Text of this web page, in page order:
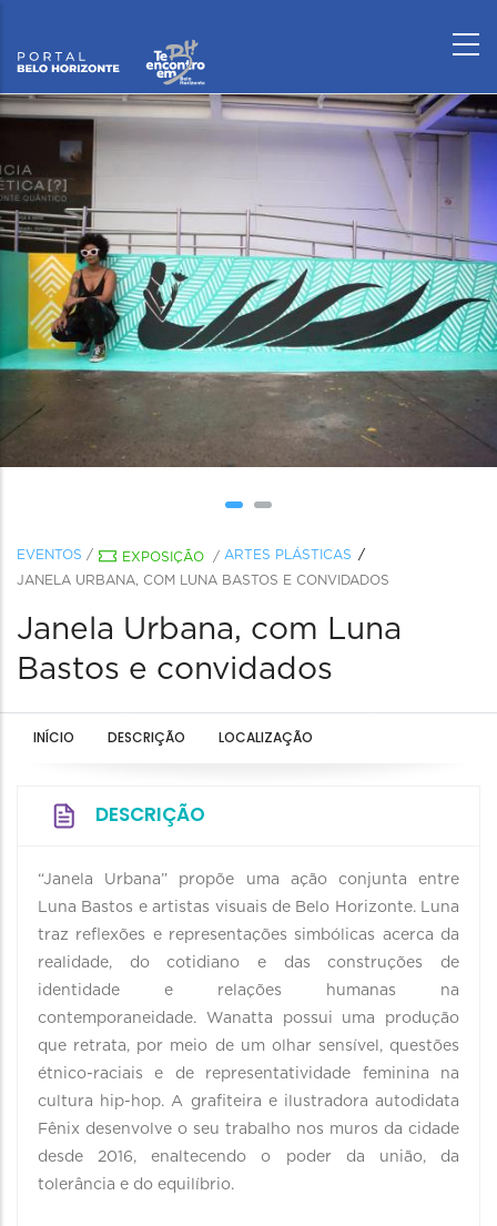
EVENTOS / EXPOSIÇÃO / ARTES PLÁSTICAS
JANELA URBANA, COM LUNA BASTOS E CONVIDADOS
Janela Urbana, com Luna
Bastos e convidados
INÍCIO DESCRIÇÃO LOCALIZAÇÃO
DESCRIÇÃO
“Janela Urbana” propõe uma ação conjunta entre
Luna Bastos e artistas visuais de Belo Horizonte. Luna
traz reflexões e representações simbólicas acerca da
realidade, do cotidiano e das construções de
identidade e relações humanas na
contemporaneidade. Wanatta possui uma produção
que retrata, por meio de um olhar sensível, questões
étnico-raciais e de representatividade feminina na
cultura hip-hop. A grafiteira e ilustradora autodidata
Fênix desenvolve o seu trabalho nos muros da cidade
desde 2016, enaltecendo o poder da união, da
tolerância e do equilíbrio.